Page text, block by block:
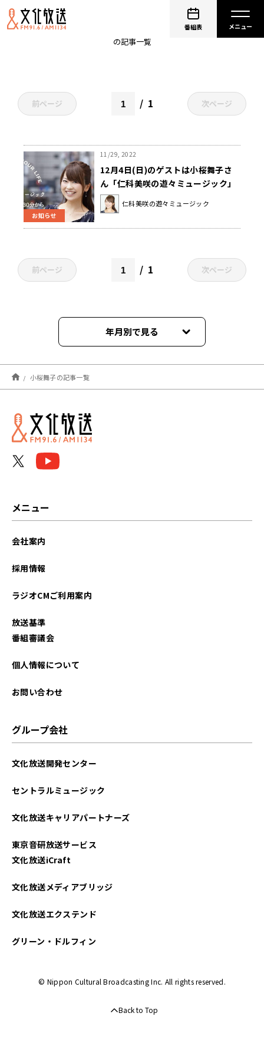
番組表
の記事一覧
前ページ 1 次ページ
お知らせ
11/29, 2022
12月4日(日)のゲストは小桜舞子さ
ん「仁科美咲の遊々ミュージック」
仁科美咲の遊々ミュージック
前ページ 1 次ページ
年月別で見る
2026年01月
2023年12月
2023年11月
小桜舞子の記事一覧
メニュー
会社案内
採用情報
ラジオCMご利用案内
放送基準
番組審議会
個人情報について
お問い合わせ
グループ会社
文化放送開発センター
セントラルミュージック
文化放送キャリアパートナーズ
東京音研放送サービス
文化放送iCraft
文化放送メディアブリッジ
文化放送エクステンド
グリーン・ドルフィン
© Nippon Cultural Broadcasting Inc. All rights reserved.
Back to Top